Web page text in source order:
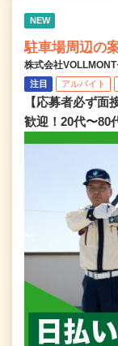
NEW
駐車場周辺の
株式会社
注目 アルバイト
【応募者必ず
歓迎！20代〜80